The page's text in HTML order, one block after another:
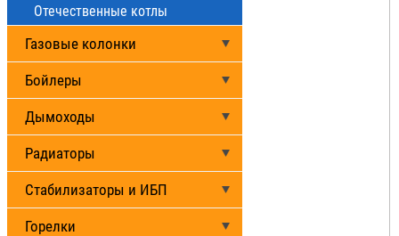
Отечественные котлы
Газовые колонки
Бойлеры
Дымоходы
Радиаторы
Стабилизаторы и ИБП
Горелки